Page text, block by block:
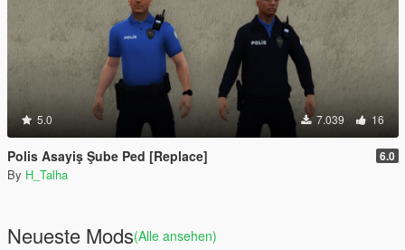
5.0 7.039 16
Polis Asayiş Şube Ped [Replace] 6.0
By H_Talha
Neueste Mods(Alle ansehen)